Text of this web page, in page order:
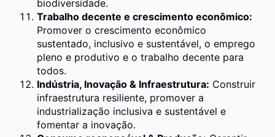
biodiversidade.
Trabalho decente e crescimento econômico:
Promover o crescimento econômico
sustentado, inclusivo e sustentável, o emprego
pleno e produtivo e o trabalho decente para
todos.
Indústria, Inovação & Infraestrutura: Construir
infraestrutura resiliente, promover a
industrialização inclusiva e sustentável e
fomentar a inovação.